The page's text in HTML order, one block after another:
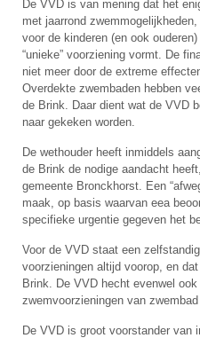
De VVD is van mening dat het
met jaarrond
voor de kinderen (en ook
“unieke” voorziening vormt. De
niet meer door de extreme
Overdekte zwembaden hebben
de Brink. Daar dient wat de VVD
naar gekeken worden.
De wethouder heeft inmiddels
de Brink de nodige aandacht
gemeente Bronckhorst. Een
maak, op basis waarvan eea
specifieke urgentie gegeven het
Voor de VVD staat een
voorzieningen altijd voorop, en
Brink. De VVD hecht evenwel
zwemvoorzieningen van
De VVD is groot voorstander van